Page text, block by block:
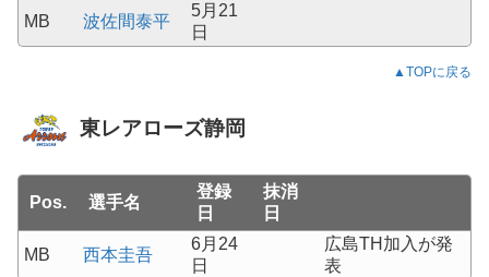
MB 波佐間泰平
5月21
日
▲TOPに戻る
東レアローズ静岡
Pos. 選手名
登録
日
抹消
日
MB 西本圭吾
6月24
日
広島TH加入が発
表